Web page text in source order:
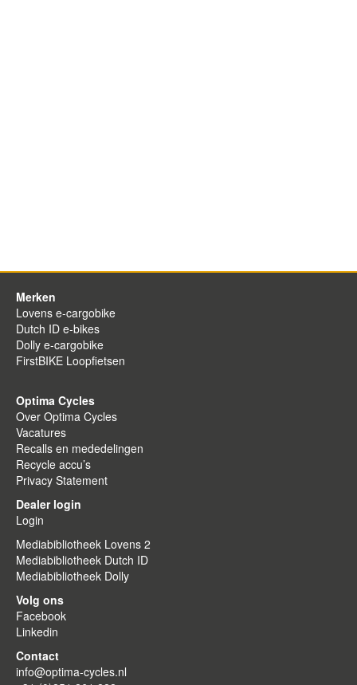
Merken
Lovens e-cargobike
Dutch ID e-bikes
Dolly e-cargobike
FirstBIKE Loopfietsen
Optima Cycles
Over Optima Cycles
Vacatures
Recalls en mededelingen
Recycle accu’s
Privacy Statement
Dealer login
Login
Mediabibliotheek Lovens 2
Mediabibliotheek Dutch ID
Mediabibliotheek Dolly
Volg ons
Facebook
Linkedin
Contact
info@optima-cycles.nl